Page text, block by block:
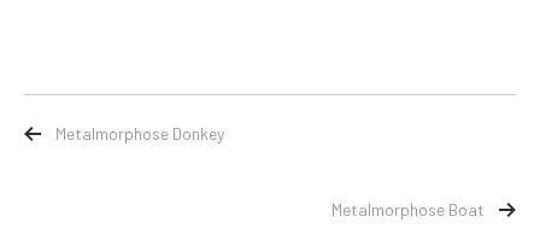
Metalmorphose Donkey
Metalmorphose Boat